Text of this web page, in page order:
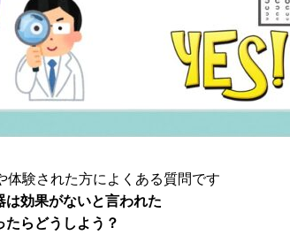
体験された方によくある質問です
は効果がないと言われた
らどうしよう？